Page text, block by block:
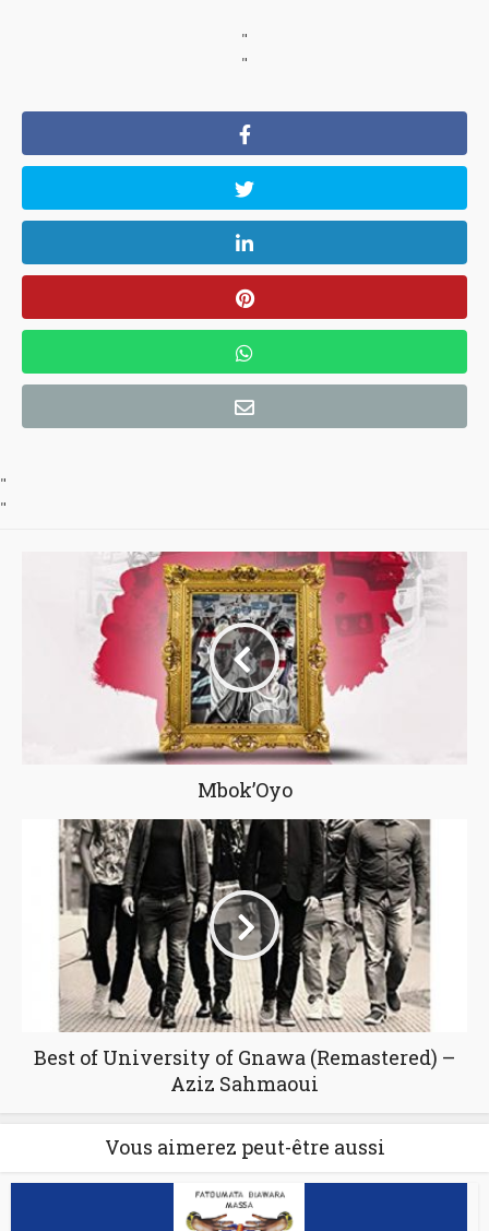
"
"
"
"
Mbok’Oyo
Best of University of Gnawa (Remastered) –
Aziz Sahmaoui
Vous aimerez peut-être aussi